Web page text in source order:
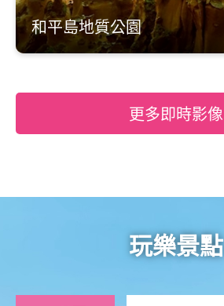
和平島地質公園
更多即時影像
玩樂景點